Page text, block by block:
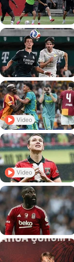
Video
Video